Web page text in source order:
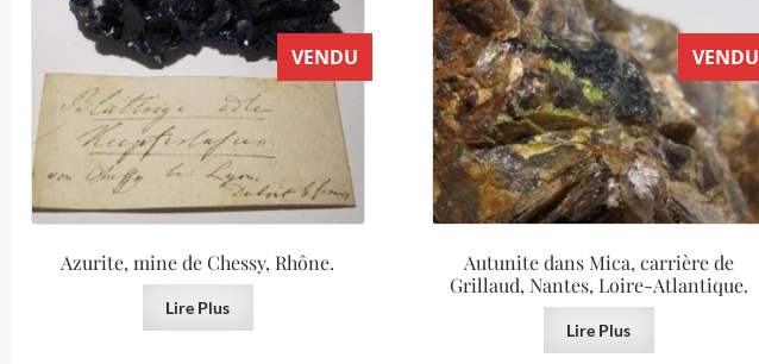
VENDU
Azurite, mine de Chessy, Rhône.
Lire Plus
VENDU
Autunite dans Mica, carrière de
Grillaud, Nantes, Loire-Atlantique.
Lire Plus